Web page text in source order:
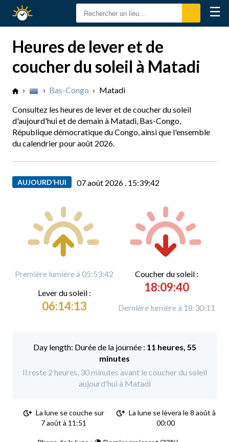
Calendrier
Solaire
☰
Heures de lever et de
coucher du soleil à Matadi
› › Bas-Congo › Matadi
Consultez les heures de lever et de coucher du soleil
d'aujourd'hui et de demain à Matadi, Bas-Congo,
République démocratique du Congo, ainsi que l'ensemble
du calendrier pour août 2026.
AUJOURD’HUI 07 août 2026 . 15:39:43
Première lumière à 05:53:42
Lever du soleil :
06:14:13
Coucher du soleil :
18:09:40
Dernière lumière à 18:30:11
Durée de la journée : 11 heures, 55
minutes
Il reste 2 heures, 30 minutes avant le coucher du soleil
aujourd'hui à Matadi
La lune se couche sur
7 août à 11:51
La lune se lèvera le 8 août à
00:00